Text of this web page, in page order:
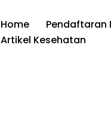
Home Pendaftaran
Artikel Kesehatan